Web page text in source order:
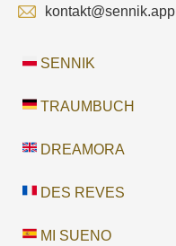
kontakt@sennik.app
SENNIK
TRAUMBUCH
DREAMORA
DES REVES
MI SUENO